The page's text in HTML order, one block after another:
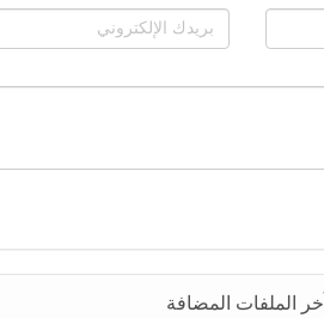
آخر الملفات المضافة